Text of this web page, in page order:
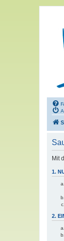
Mit
1.
2.